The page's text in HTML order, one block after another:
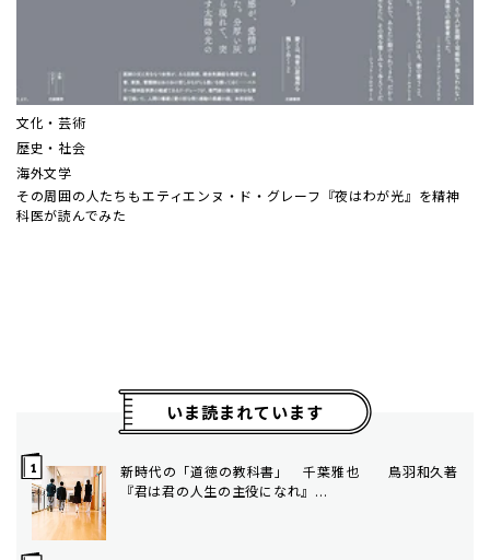
文化・芸術
歴史・社会
海外文学
その周囲の人たちも――エティエンヌ・ド・グレーフ『夜はわが光』を精神
科医が読んでみた
いま読まれています
新時代の「道徳の教科書」 千葉雅也 ――鳥羽和久著
『君は君の人生の主役になれ』...